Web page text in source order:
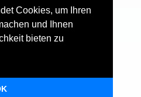
Cookies, um Ihren
und Ihnen
bieten zu